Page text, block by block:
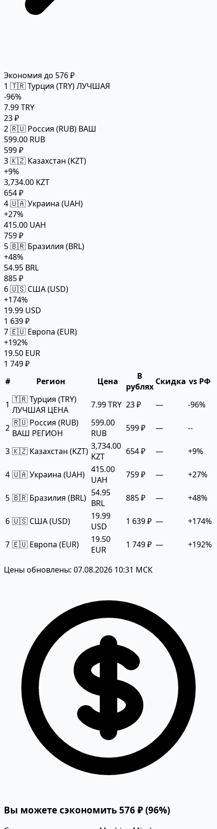
Экономия до 576 ₽
1 🇹🇷 Турция (TRY)ЛУЧШАЯ
-96%
7.99 TRY
23 ₽
2🇷🇺 Россия (RUB) ВАШ
599.00 RUB
599 ₽
3🇰🇿 Казахстан (KZT)
+9%
3,734.00 KZT
654 ₽
4🇺🇦 Украина (UAH)
+27%
415.00 UAH
759 ₽
5🇧🇷 Бразилия (BRL)
+48%
54.95 BRL
885 ₽
6🇺🇸 США (USD)
+174%
19.99 USD
1 639 ₽
7🇪🇺 Европа (EUR)
+192%
19.50 EUR
1 749 ₽
#
Регион Цена
В
рублях Скидка vs РФ
1 🇹🇷 Турция (TRY)
ЛУЧШАЯ ЦЕНА
7.99 TRY 23 ₽ — -96%
2 🇷🇺 Россия (RUB)
ВАШ РЕГИОН
599.00
RUB
599 ₽ — --
3 🇰🇿 Казахстан (KZT) 3,734.00
KZT
654 ₽ — +9%
4 🇺🇦 Украина (UAH) 415.00
UAH
759 ₽ — +27%
5 🇧🇷 Бразилия (BRL) 54.95
BRL
885 ₽ — +48%
6 🇺🇸 США (USD)
19.99
USD
1 639 ₽ — +174%
7 🇪🇺 Европа (EUR)
19.50
EUR
1 749 ₽ — +192%
Цены обновлены: 07.08.2026 10:31 МСК
Вы можете сэкономить 576 ₽ (96%)